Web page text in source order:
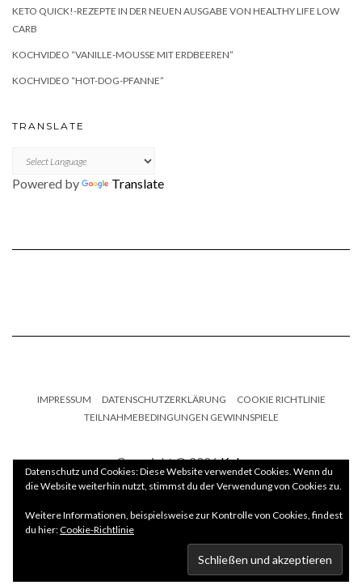
KETO QUICK!-REZEPTE IN DER NEUEN AUSGABE VON HEALTHY LIFE LOW
CARB
KOCHVIDEO “VANILLE-MOUSSE MIT ERDBEEREN”
KOCHVIDEO “HOT-DOG-PFANNE”
TRANSLATE
Powered by Translate
IMPRESSUM DATENSCHUTZERKLÄRUNG
COOKIE RICHTLINIE
TEILNAHMEBEDINGUNGEN GEWINNSPIELE
Copyright © 2026Kale
Kaleby LyraThemes.com.
Datenschutz und Cookies: Diese Website verwendet Cookies. Wenn du
die Website weiterhin nutzt, stimmst du der Verwendung von Cookies zu.
Weitere Informationen, beispielsweise zur Kontrolle von Cookies, findest
du hier:Cookie-Richtlinie